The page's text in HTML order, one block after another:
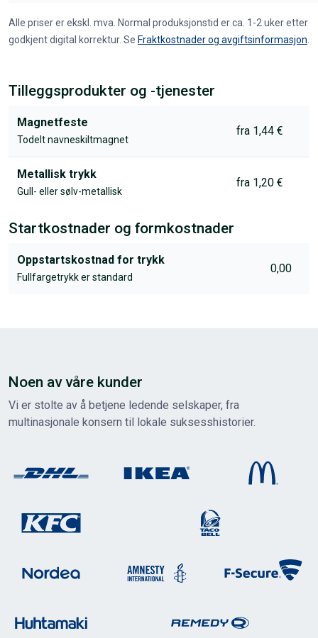
Alle priser er ekskl. mva. Normal produksjonstid er ca. 1-2 uker etter
godkjent digital korrektur. Se Fraktkostnader og avgiftsinformasjon
Tilleggsprodukter og -tjenester
Magnetfeste
Todelt navneskiltmagnet
fra 1,44 €
Metallisk trykk
Gull- eller sølv-metallisk
fra 1,20 €
Startkostnader og formkostnader
Oppstartskostnad for trykk
Fullfargetrykk er standard
0,00
Noen av våre kunder
Vi er stolte av å betjene ledende selskaper, fra
multinasjonale konsern til lokale suksesshistorier.